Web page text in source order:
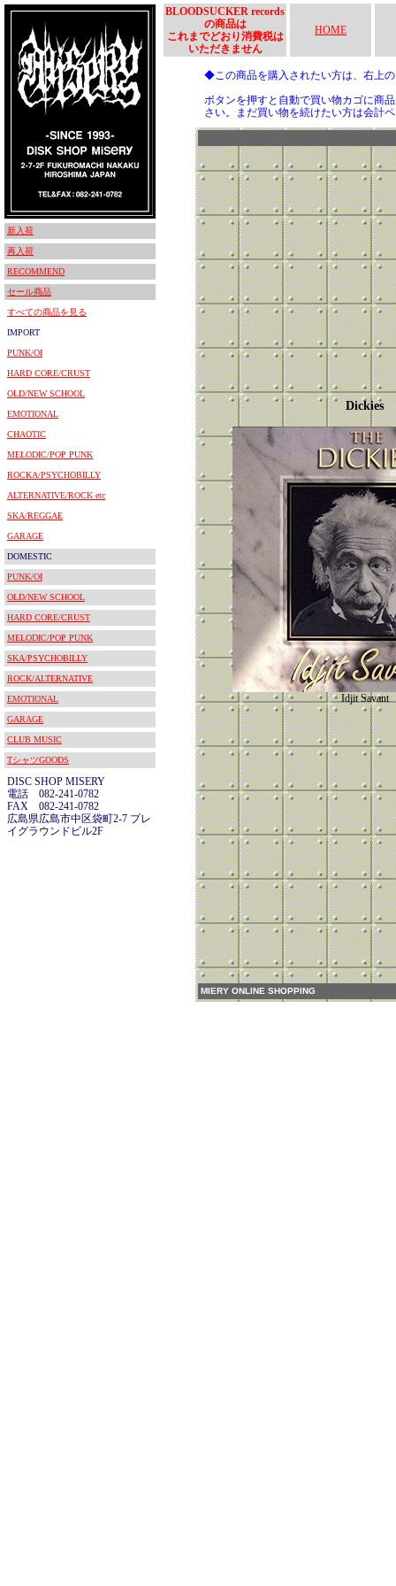
新入荷
再入荷
RECOMMEND
セール商品
すべての商品を見る
IMPORT
PUNK/OI
HARD CORE/CRUST
OLD/NEW SCHOOL
EMOTIONAL
CHAOTIC
MELODIC/POP PUNK
ROCKA/PSYCHOBILLY
ALTERNATIVE/ROCK etc
SKA/REGGAE
GARAGE
DOMESTIC
PUNK/OI
OLD/NEW SCHOOL
HARD CORE/CRUST
MELODIC/POP PUNK
SKA/PSYCHOBILLY
ROCK/ALTERNATIVE
EMOTIONAL
GARAGE
CLUB MUSIC
TシャツGOODS
DISC SHOP MISERY
電話 082-241-0782
FAX 082-241-0782
広島県広島市中区袋町2-7 プレ
イグラウンドビル2F
BLOODSUCKER records
の商品は
これまでどおり消費税は
いただきません
HOME
◆この商品を購入されたい方は、右上
ボタンを押すと自動で買い物カゴに商
さい。まだ買い物を続けたい方は会計
Dickies
Idjit Savant
MIERY ONLINE SHOPPING